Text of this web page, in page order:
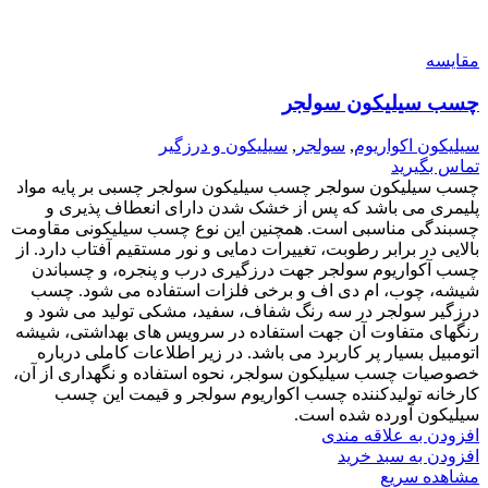
مقایسه
چسب سیلیکون سولجر
سیلیکون اکواریوم, سولجر , سیلیکون و درزگیر
تماس بگیرید
چسب سیلیکون سولجر چسب سیلیکون سولجر چسبی بر پایه مواد
پلیمری می باشد که پس از خشک شدن دارای انعطاف پذیری و
چسبندگی مناسبی است. همچنین این نوع چسب سیلیکونی مقاومت
بالایی در برابر رطوبت، تغییرات دمایی و نور مستقیم آفتاب دارد. از
چسب آکواریوم سولجر جهت درزگیری درب و پنجره، و چسباندن
شیشه، چوب، ام دی اف و برخی فلزات استفاده می شود. چسب
درزگیر سولجر در سه رنگ شفاف، سفید، مشکی تولید می شود و
رنگهای متفاوت آن جهت استفاده در سرویس های بهداشتی، شیشه
اتومبیل بسیار پر کاربرد می باشد. در زیر اطلاعات کاملی درباره
خصوصیات چسب سیلیکون سولجر، نحوه استفاده و نگهداری از آن،
کارخانه تولیدکننده چسب اکواریوم سولجر و قیمت این چسب
سیلیکون آورده شده است.
افزودن به علاقه مندی
افزودن به سبد خرید
مشاهده سریع